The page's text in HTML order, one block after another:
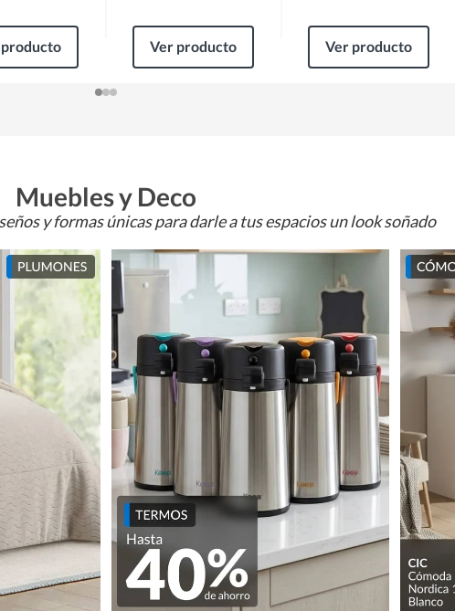
Ver producto Ver producto
Muebles y Deco
y formas únicas para darle a tus espacios un look soñado